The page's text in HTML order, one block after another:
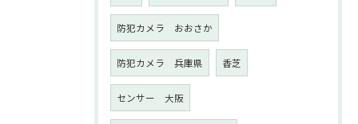
防犯カメラ おおさか
防犯カメラ 兵庫県 香芝
センサー 大阪